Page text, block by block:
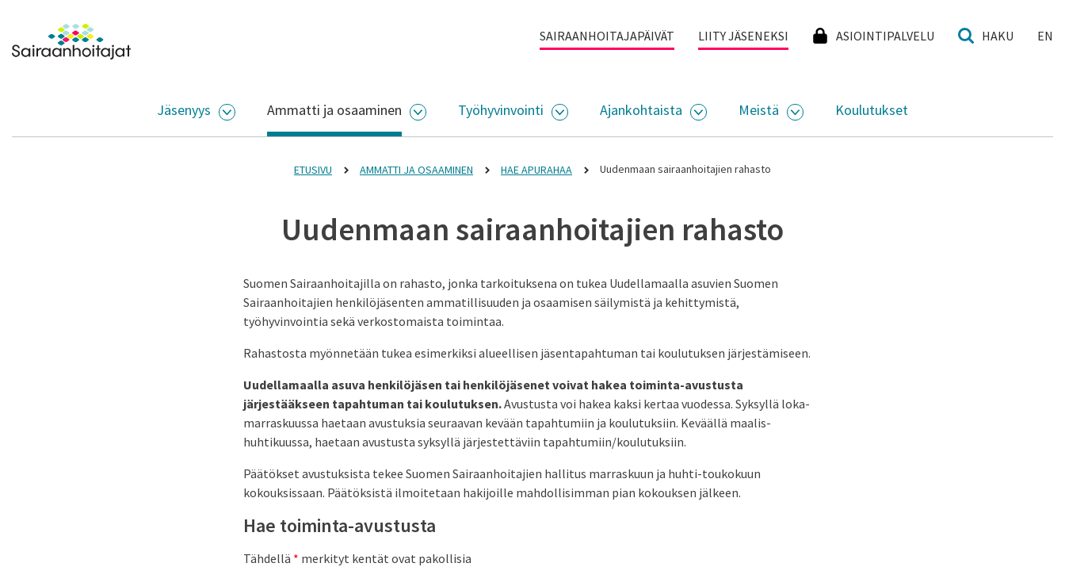
Siirry sisältöön
Etusivulle SAIRAANHOITAJAPÄIVÄT LIITY JÄSENEKSI ASIOINTIPALVELU HAKU EN
Jäsenyys
AVAA ALASIVUJEN VALIKKO
Ammatti ja osaaminen
AVAA ALASIVUJEN VALIKKO
Työhyvinvointi
AVAA ALASIVUJEN VALIKKO
Ajankohtaista
AVAA ALASIVUJEN VALIKKO
Meistä
AVAA ALASIVUJEN VALIKKO
Koulutukset
ETUSIVU AMMATTI JA OSAAMINEN HAE APURAHAA Uudenmaan sairaanhoitajien rahasto
Uudenmaan sairaanhoitajien rahasto
Suomen Sairaanhoitajilla on rahasto, jonka tarkoituksena on tukea Uudellamaalla asuvien Suomen
Sairaanhoitajien henkilöjäsenten ammatillisuuden ja osaamisen säilymistä ja kehittymistä,
työhyvinvointia sekä verkostomaista toimintaa.
Rahastosta myönnetään tukea esimerkiksi alueellisen jäsentapahtuman tai koulutuksen järjestämiseen.
Uudellamaalla asuva henkilöjäsen tai henkilöjäsenet voivat hakea toiminta-avustusta
järjestääkseen tapahtuman tai koulutuksen.Avustusta voi hakea kaksi kertaa vuodessa. Syksyllä loka-
marraskuussa haetaan avustuksia seuraavan kevään tapahtumiin ja koulutuksiin. Keväällä maalis-
huhtikuussa, haetaan avustusta syksyllä järjestettäviin tapahtumiin/koulutuksiin.
Päätökset avustuksista tekee Suomen Sairaanhoitajien hallitus marraskuun ja huhti-toukokuun
kokouksissaan. Päätöksistä ilmoitetaan hakijoille mahdollisimman pian kokouksen jälkeen.
Hae toiminta-avustusta
Tähdellä * merkityt kentät ovat pakollisia